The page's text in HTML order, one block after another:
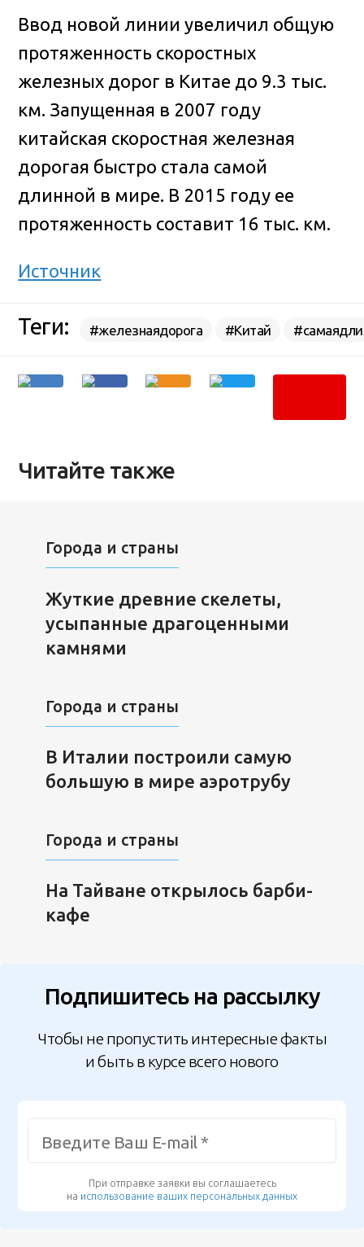
Ввод новой линии увеличил общую
протяженность скоростных
железных дорог в Китае до 9.3 тыс.
км. Запущенная в 2007 году
китайская скоростная железная
дорогая быстро стала самой
длинной в мире. В 2015 году ее
протяженность составит 16 тыс. км.
Источник
Теги: #железнаядорога #Китай
Читайте также
Города и страны
Жуткие древние скелеты,
усыпанные драгоценными
камнями
Города и страны
В Италии построили самую
большую в мире аэротрубу
Города и страны
На Тайване открылось барби-
кафе
Подпишитесь на рассылку
Чтобы не пропустить интересные факты
и быть в курсе всего нового
При отправке заявки вы соглашаетесь
на использование ваших персональных данных